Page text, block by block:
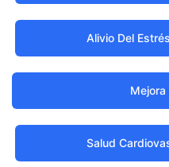
Alivio Del
Mejora
Salud